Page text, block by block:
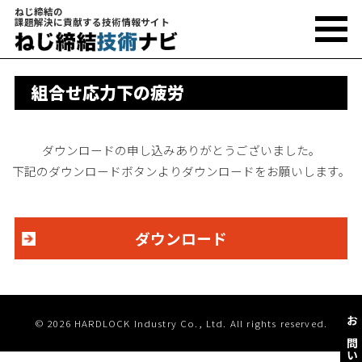
ねじ締結の
課題解決に貢献する技術情報サイト
組合せ応力下の疲労
ダウンロードの申し込みありがとうございました。
下記のダウンロードボタンよりダウンロードをお願いします。
ダウンロード
© 2026 HARDLOCK Industry Co., Ltd. All rights reserved.